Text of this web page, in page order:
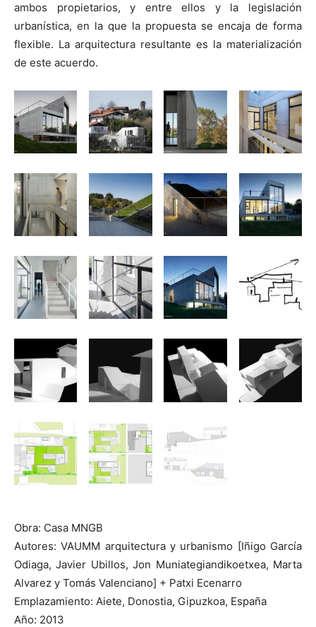
ambos propietarios, y entre ellos y la legislación
urbanística, en la que la propuesta se encaja de forma
flexible. La arquitectura resultante es la materialización
de este acuerdo.
Obra: Casa MNGB
Autores: VAUMM arquitectura y urbanismo [Iñigo García
Odiaga, Javier Ubillos, Jon Muniategiandikoetxea, Marta
Alvarez y Tomás Valenciano] + Patxi Ecenarro
Emplazamiento: Aiete, Donostia, Gipuzkoa, España
Año: 2013